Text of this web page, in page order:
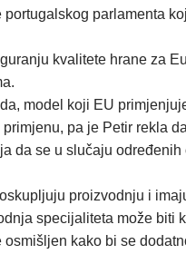
parlamenta
kvalitete hrane za
model koji EU
pa je Petir rekla
da se u slučaju
proizvodnju i
specijaliteta može
kako bi se